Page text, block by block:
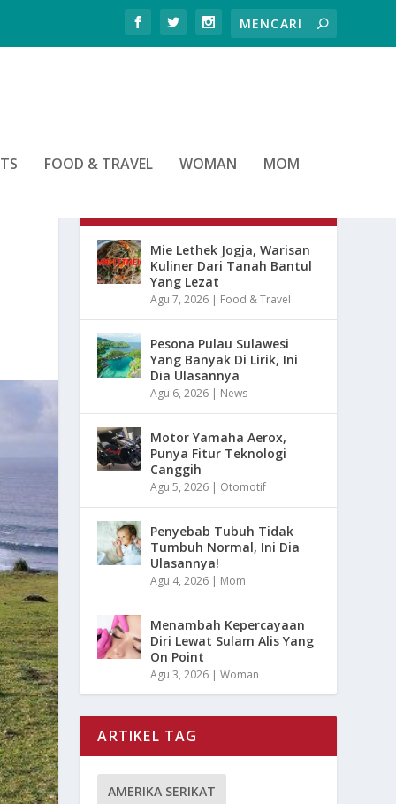
FOOD & TRAVEL WOMAN MOM
Mie Lethek Jogja, Warisan
Kuliner Dari Tanah Bantul
Yang Lezat
Agu 7, 2026 | Food & Travel
Pesona Pulau Sulawesi
Yang Banyak Di Lirik, Ini
Dia Ulasannya
Agu 6, 2026 | News
Motor Yamaha Aerox,
Punya Fitur Teknologi
Canggih
Agu 5, 2026 | Otomotif
Penyebab Tubuh Tidak
Tumbuh Normal, Ini Dia
Ulasannya!
Agu 4, 2026 | Mom
Menambah Kepercayaan
Diri Lewat Sulam Alis Yang
On Point
Agu 3, 2026 |Woman
ARTIKEL TAG
AMERIKA SERIKAT